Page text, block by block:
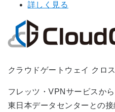
詳しく見る
クラウドゲートウェイ クロ
フレッツ・VPNサービスか
東日本データセンターとの接